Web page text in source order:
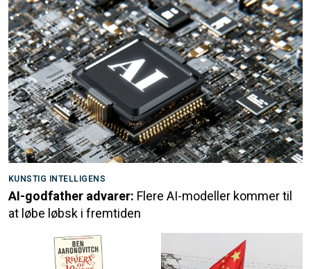
KUNSTIG INTELLIGENS
AI-godfather advarer: Flere AI-modeller kommer til
at løbe løbsk i fremtiden